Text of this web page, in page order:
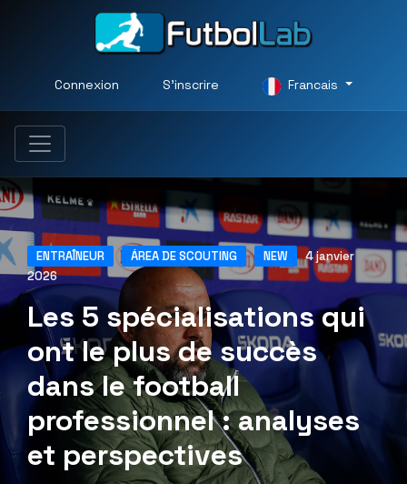
Connexion S'inscrire Francais
ENTRAÎNEUR ÁREA DE SCOUTING NEW
4 janvier
2026
Les 5 spécialisations qui
ont le plus de succès
dans le football
professionnel : analyses
et perspectives